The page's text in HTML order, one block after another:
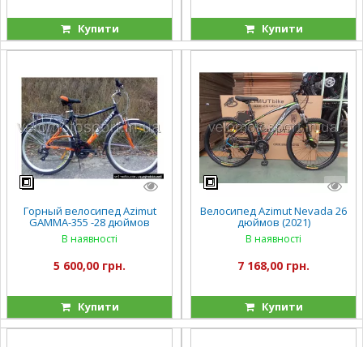
Купити Купити
Горный велосипед Azimut
GAMMA-355 -28 дюймов
В наявності
5 600,00 грн.
Купити
Велосипед Azimut Nevada 26
дюймов (2021)
В наявності
7 168,00 грн.
Купити